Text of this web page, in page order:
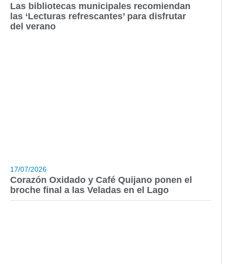
Las bibliotecas municipales recomiendan
las ‘Lecturas refrescantes’ para disfrutar
del verano
17/07/2026
Corazón Oxidado y Café Quijano ponen el
broche final a las Veladas en el Lago